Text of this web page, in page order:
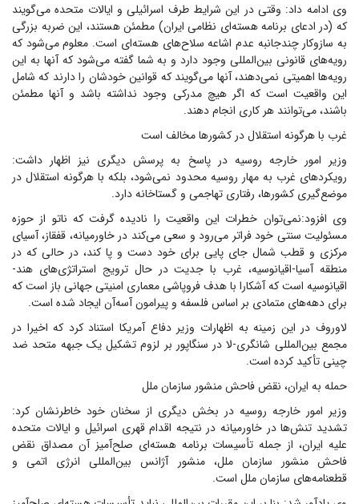
وی ادامه داد: وقتی در این شرایط طرف اسرائیلی و ایالات متحده می‌گویند
که (در ادعای برنامه هسته‌ای نظامی ایران) مطمئن هستند، این ضربه بزرگی
به سازوکار چندجانبه عدم اشاعه سلاح‌های هسته‌ای است. معلوم می‌شود که
رویه‌های قانونی بین‌المللی وجود دارد و به شما گفته می‌شود که آنها به این
رویه‌ها اهمیتی نمی‌دهند، آنها می‌گویند که قوانین خودشان را دارند که شامل
این واقعیت است که اگر هیچ مدرکی وجود نداشته باشد و آنها مطمئن
باشند، می‌توانند هر کاری انجام دهند.
غرب با هرگونه استقلال در کشورها مخالف است
وزیر امور خارجه روسیه در پاسخ به پرسش دیگری نیز اظهار داشت:
رویکردهای غرب به مهار روسیه محدود نمی‌شود، بلکه با هرگونه استقلال در
موضع‌گیری‌ کشورها، رفتاری تهاجمی و گستاخانه دارد.
وی افزود:‌نمی‌توان خطرات این واقعیت را نادیده گرفت که ناتو از حوزه
مسئولیت سنتی خود فراتر می‌رود و سعی می‌کند در خاورمیانه، قفقاز، آسیای
مرکزی و قطب شمال جای پایی برای خود دست و پا کند، در حالی که در
منطقه آسیا-اقیانوسیه، غرب با جدیت در حال ترویج استراتژی‌های هند-
اقیانوسیه است که آشکارا با هدف فروپاشی معماری امنیتی جهانی باز است که
برای دهه‌های متمادی بر اساس فلسفه و پیرامون آسه‌آن ایجاد شده است.
لاوروف در این زمینه به اظهارات وزیر دفاع آمریکا استناد کرد که اخیرا در
مجمع بین‌المللی شانگری-لا در سنگاپور بر لزوم تشکیل یک جبهه متحد ضد
چینی تأکید کرده است.
حمله به ایران، نقض فاحش منشور سازمان ملل
وزیر امور خارجه روسیه در بخش دیگری از سخنان خود خاطرنشان کرد:
تشدید تنش‌ها در خاورمیانه در نتیجه اقدام قهری اسرائیل و ایالات متحده
علیه ایران، از جمله تأسیسات برنامه هسته‌ای صلح‌آمیز آن مصداق نقض
فاحش منشور سازمان ملل، منشور آژانس بین‌المللی انرژی اتمی و
قطعنامه‌های سازمان ملل است.